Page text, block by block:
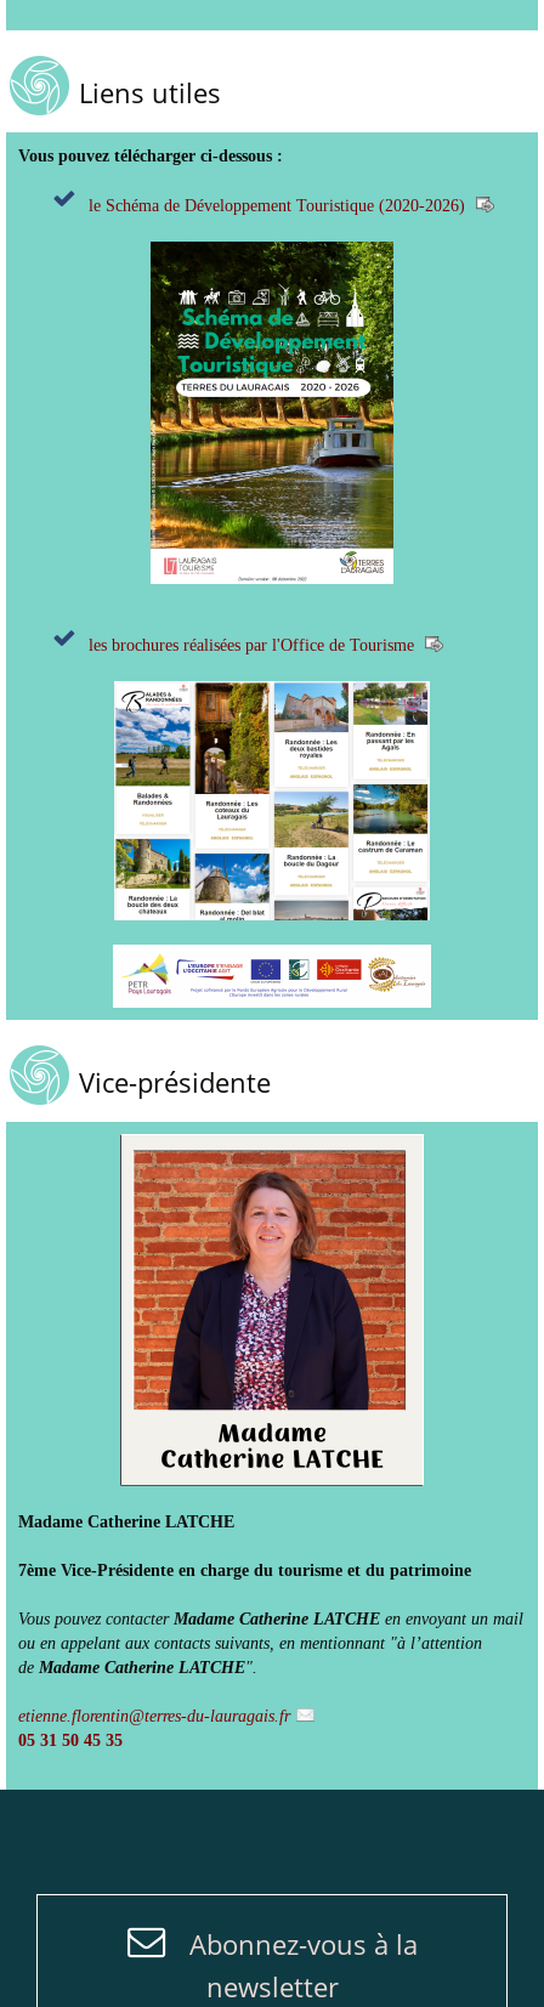
Liens utiles
Vous pouvez télécharger ci-dessous :
le Schéma de Développement Touristique (2020-2026)
les brochures réalisées par l'Office de Tourisme
Vice-présidente
Madame Catherine LATCHE
7ème Vice-Présidente en charge du tourisme et du patrimoine
Vous pouvez contacter Madame Catherine LATCHE en envoyant un mail
ou en appelant aux contacts suivants, en mentionnant "à l’attention
de Madame Catherine LATCHE".
etienne.florentin@terres-du-lauragais.fr
05 31 50 45 35
Abonnez-vous à la
newsletter